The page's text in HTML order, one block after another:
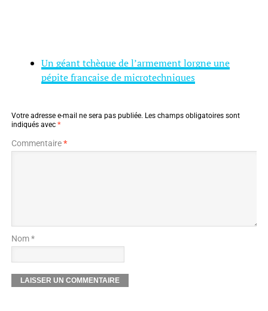
Un géant tchèque de l’armement lorgne une
pépite française de microtechniques
Votre adresse e-mail ne sera pas publiée. Les champs obligatoires sont
indiqués avec *
Commentaire*
Nom *